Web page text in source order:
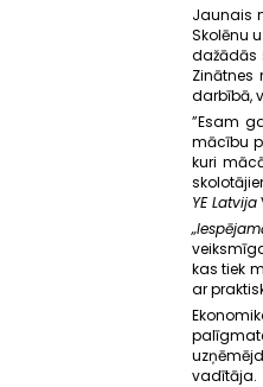
Jaunais
Skolēnu
dažādās
darbībā,
”Esam
mācību
kuri
YE Latvija
kas tiek
ar
vadītāja.